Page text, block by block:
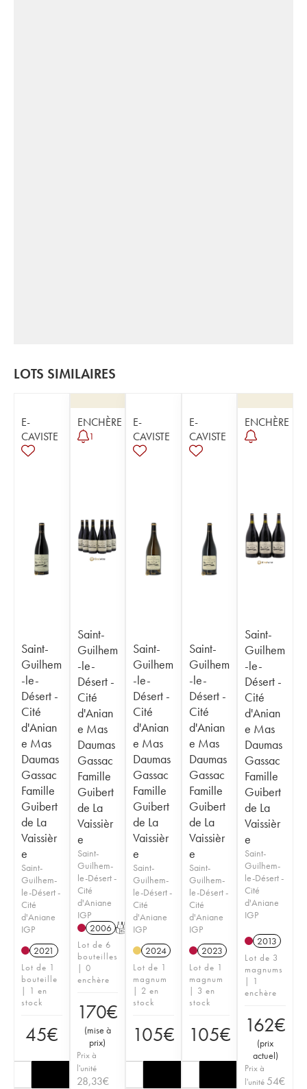
LOTS SIMILAIRES
E-
CAVISTE
Saint-
Guilhem
-le-
Désert -
Cité
d'Anian
e Mas
Daumas
Gassac
Famille
Guibert
de La
Vaissièr
e
Saint-
Guilhem-
le-Désert -
Cité
d'Aniane
IGP
2021
Lot de 1
bouteille
| 1 en
stock
45€
ENCHÈRE
1
Saint-
Guilhem
-le-
Désert -
Cité
d'Anian
e Mas
Daumas
Gassac
Famille
Guibert
de La
Vaissièr
e
Saint-
Guilhem-
le-Désert -
Cité
d'Aniane
IGP
2006 T
Lot de 6
bouteilles
| 0
enchère
170€
(mise à
prix)
Prix à
l'unité
28,33€
E-
CAVISTE
Saint-
Guilhem
-le-
Désert -
Cité
d'Anian
e Mas
Daumas
Gassac
Famille
Guibert
de La
Vaissièr
e
Saint-
Guilhem-
le-Désert -
Cité
d'Aniane
IGP
2024
Lot de 1
magnum
| 2 en
stock
105€
E-
CAVISTE
Saint-
Guilhem
-le-
Désert -
Cité
d'Anian
e Mas
Daumas
Gassac
Famille
Guibert
de La
Vaissièr
e
Saint-
Guilhem-
le-Désert -
Cité
d'Aniane
IGP
2023
Lot de 1
magnum
| 3 en
stock
105€
ENCHÈRE
Saint-
Guilhem
-le-
Désert -
Cité
d'Anian
e Mas
Daumas
Gassac
Famille
Guibert
de La
Vaissièr
e
Saint-
Guilhem-
le-Désert -
Cité
d'Aniane
IGP
2013
Lot de 3
magnums
| 1
enchère
162€
(prix
actuel)
Prix à
l'unité 54€